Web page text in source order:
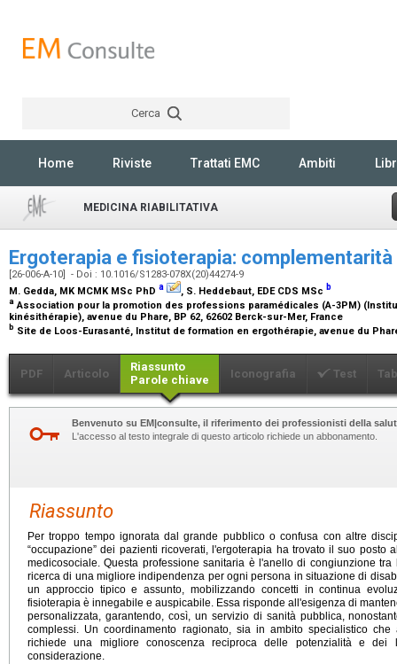
Cerca
Home Riviste Trattati EMC Ambiti
MEDICINA RIABILITATIVA
Ergoterapia e fisioterapia:
[26-006-A-10] - Doi : 10.1016/S1283-078X(20)44274-9
M. Gedda, MK MCMK MSc PhD a , S. Heddebaut, EDE CDS MSc b
a Association pour la promotion des professions paramédicales (A-3PM)
kinésithérapie), avenue du Phare, BP 62, 62602 Berck-sur-Mer, France
b Site de Loos-Eurasanté, Institut de formation en ergothérapie, avenue du
PDF Articolo
Riassunto
Parole chiave
Iconografia Test
Benvenuto su EM|consulte, il riferimento dei professionisti della
L'accesso al testo integrale di questo articolo richiede un abbonamento.
Riassunto
Per troppo tempo ignorata dal grande pubblico o confusa con altre
“occupazione” dei pazienti ricoverati, l'ergoterapia ha trovato il suo posto
medicosociale. Questa professione sanitaria è l'anello di congiunzione
ricerca di una migliore indipendenza per ogni persona in situazione di
un approccio tipico e assunto, mobilizzando concetti in continua
fisioterapia è innegabile e auspicabile. Essa risponde all'esigenza di
personalizzata, garantendo, così, un servizio di sanità pubblica,
complessi. Un coordinamento ragionato, sia in ambito specialistico
richiede una migliore conoscenza reciproca delle potenzialità e
considerazione.